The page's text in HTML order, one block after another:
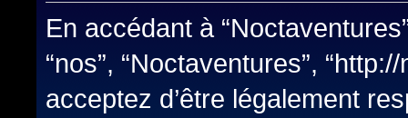
En accédant à
“nos”, “Noctaventures”,
acceptez d’être légalement